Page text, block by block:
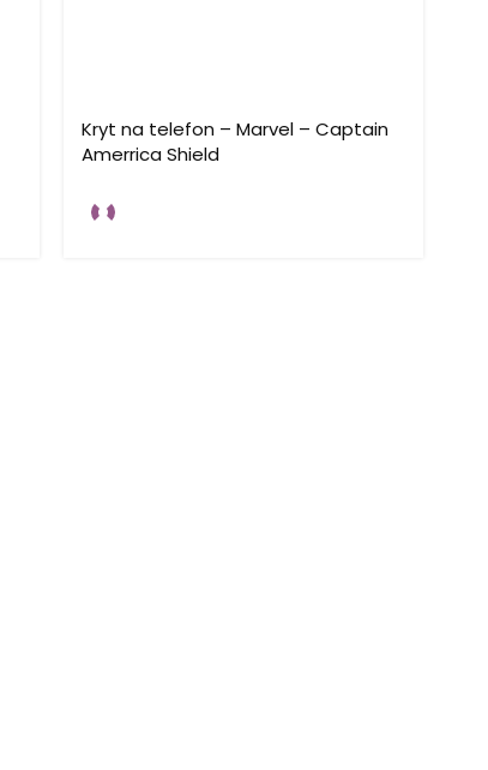
Kryt na telefon – Marvel – Captain
Amerrica Shield